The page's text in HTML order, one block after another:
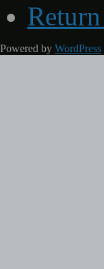
Powered by WordPress